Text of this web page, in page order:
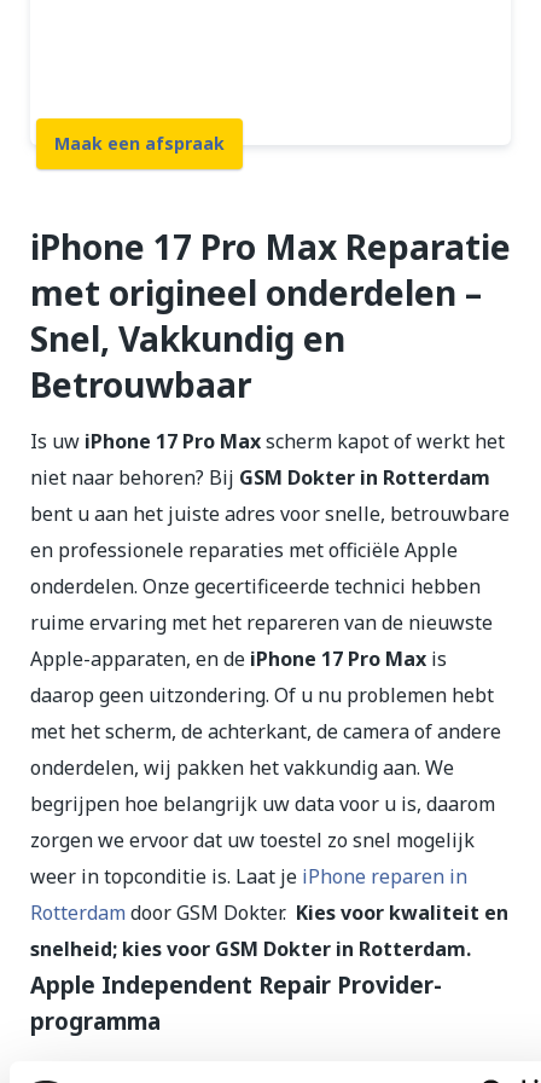
Maak een afspraak
iPhone 17 Pro Max Reparatie
met origineel onderdelen –
Snel, Vakkundig en
Betrouwbaar
Is uw iPhone 17 Pro Maxscherm kapot of werkt het
niet naar behoren? Bij GSM Dokter in Rotterdam
bent u aan het juiste adres voor snelle, betrouwbare
en professionele reparaties met officiële Apple
onderdelen. Onze gecertificeerde technici hebben
ruime ervaring met het repareren van de nieuwste
Apple-apparaten, en de iPhone 17 Pro Max is
daarop geen uitzondering. Of u nu problemen hebt
met het scherm, de achterkant, de camera of andere
onderdelen, wij pakken het vakkundig aan. We
begrijpen hoe belangrijk uw data voor u is, daarom
zorgen we ervoor dat uw toestel zo snel mogelijk
weer in topconditie is. Laat je iPhone reparen in
Rotterdamdoor GSM Dokter. Kies voor kwaliteit en
snelheid; kies voor GSM Dokter in Rotterdam.
Apple Independent Repair Provider-
programma